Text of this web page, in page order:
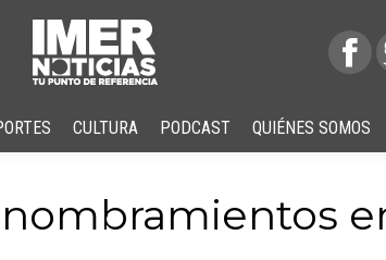
CULTURA PODCAST QUIÉNES SOMOS